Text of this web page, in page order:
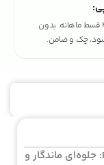
4 قسط ماهانه. بدون
چک و ضامن.
پالت سایه 12 رنگ شیگلم مدل BURGUNDY: جلوه‌ای ماندگار و